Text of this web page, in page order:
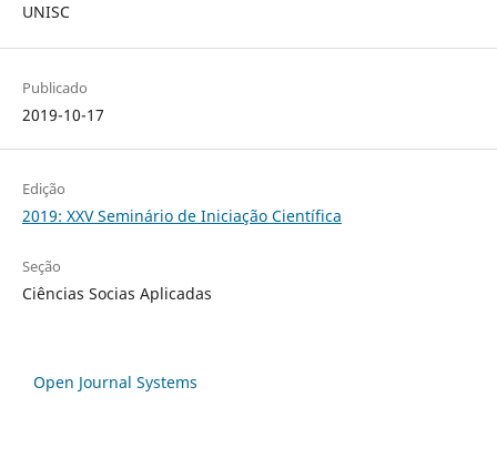
UNISC
Publicado
2019-10-17
Edição
2019: XXV Seminário de Iniciação Científica
Seção
Ciências Socias Aplicadas
Open Journal Systems